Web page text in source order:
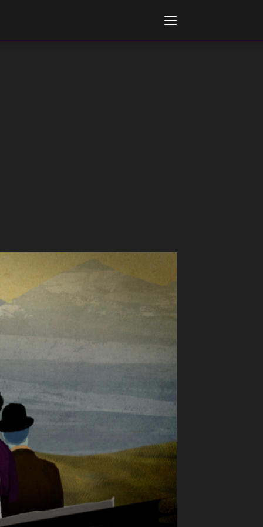
Festival - Bio to B Industry
Festival
d’Arte
Venezia
Film Festival
di Roma
Accedi al tuo profilo
- Nuovo utente
noi
- Scuola e Lavoro
Economici per
lavori in economia